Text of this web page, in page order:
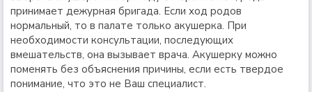
принимает дежурная бригада. Если ход родов
нормальный, то в палате только акушерка. При
необходимости консультации, последующих
вмешательств, она вызывает врача. Акушерку можно
поменять без объяснения причины, если есть твердое
понимание, что это не Ваш специалист.